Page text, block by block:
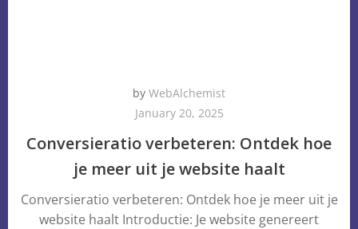
by WebAlchemist
January 20, 2025
Conversieratio verbeteren: Ontdek hoe
je meer uit je website haalt
Conversieratio verbeteren: Ontdek hoe je meer uit je
website haalt Introductie: Je website genereert